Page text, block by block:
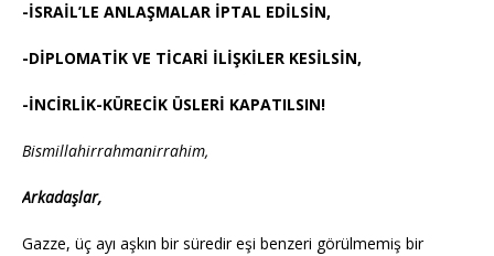
-İSRAİL’LE ANLAŞMALAR İPTAL EDİLSİN,
-DİPLOMATİK VE TİCARİ İLİŞKİLER KESİLSİN,
-İNCİRLİK-KÜRECİK ÜSLERİ KAPATILSIN!
Bismillahirrahmanirrahim,
Arkadaşlar,
Gazze, üç ayı aşkın bir süredir eşi benzeri görülmemiş bir